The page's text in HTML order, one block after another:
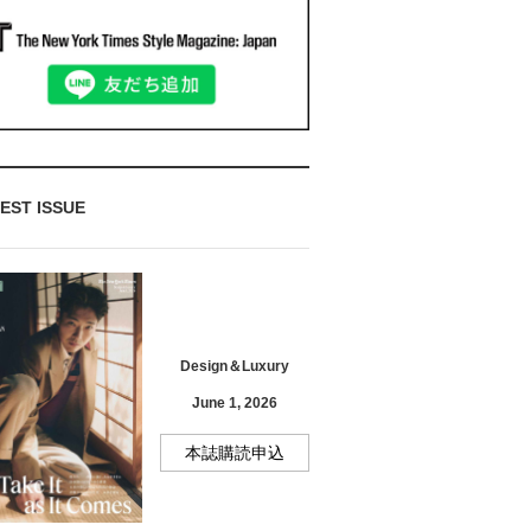
ISSUE
Design＆Luxury
June 1, 2026
本誌購読申込